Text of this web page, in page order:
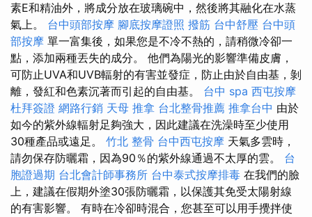
素E和精油外，將成分放在玻璃碗中，然後將其融化在水蒸
氣上。 台中頭部按摩 腳底按摩證照 撥筋 台中舒壓 台中頭
部按摩 單一富集後，如果您是不冷不熱的，請稍微冷卻一
點，添加兩種丟失的成分。 他們為陽光的影響準備皮膚，
可防止UVA和UVB輻射的有害並發症，防止由於自由基，剝
離，發紅和色素沉著而引起的自由基。 台中 spa 西屯按摩
杜拜簽證 網路行銷 天母 推拿 台北整骨推薦 推拿台中 由於
如今的紫外線輻射足夠強大，因此建議在洗澡時至少使用
30種產品或遠足。 竹北 整骨 台中西屯按摩 天氣多雲時，
請勿保存防曬霜，因為90％的紫外線通過不太厚的雲。 台
胞證過期 台北會計師事務所 台中泰式按摩排毒 在我們的臉
上，建議在假期外塗30張防曬霜，以保護其免受太陽射線
的有害影響。 有時在冷卻時混合，您甚至可以用手攪拌使